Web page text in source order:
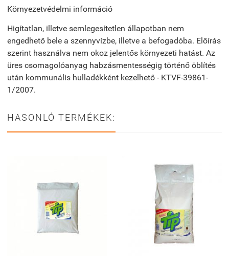
Környezetvédelmi információ
Higítatlan, illetve semlegesítetlen állapotban nem
engedhető bele a szennyvízbe, illetve a befogadóba. Előírás
szerint használva nem okoz jelentős környezeti hatást. Az
üres csomagolóanyag habzásmentességig történő öblítés
után kommunális hulladékként kezelhető - KTVF-39861-
1/2007.
HASONLÓ TERMÉKEK: